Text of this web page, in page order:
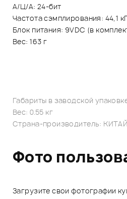
А/Ц/А: 24-бит
Частота сэмплирования: 44,1
Блок питания: 9VDC (в
Вес: 163 г
Габариты в заводской
Вес: 0.55 кг
Страна-производитель: КИТАЙ
Фото
Загрузите свои фотографии